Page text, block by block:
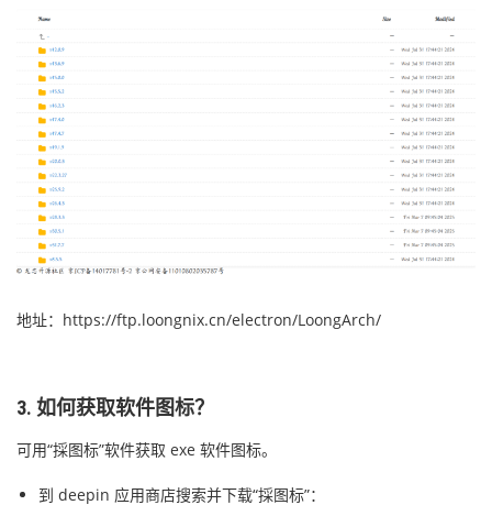
地址：https://ftp.loongnix.cn/electron/LoongArch/
3. 如何获取软件图标？
可用“採图标”软件获取 exe 软件图标。
到 deepin 应用商店搜索并下载“採图标”：